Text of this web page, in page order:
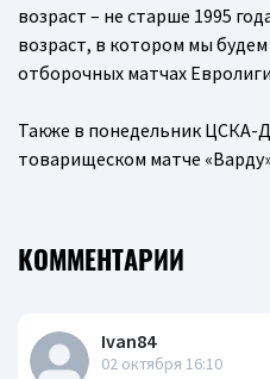
возраст – не старше 1995
возраст, в котором мы
отборочных матчах
Также в понедельник
товарищеском матче
КОММЕНТАРИИ
Ivan84
02 октября 16:10